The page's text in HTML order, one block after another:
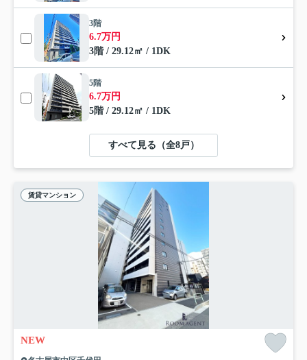
3階
6.7万円
3階 / 29.12㎡ / 1DK
5階
6.7万円
5階 / 29.12㎡ / 1DK
すべて見る（全8戸）
賃貸マンション
NEW